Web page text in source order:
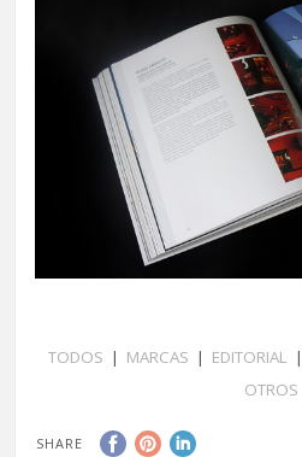
TODOS | MARCAS | EDITORIAL |
OTROS
SHARE